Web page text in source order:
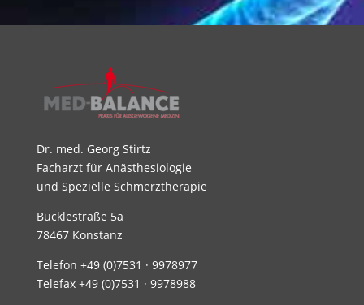
Dr. med. Georg Stirtz
Facharzt für Anästhesiologie
und Spezielle Schmerztherapie
Bücklestraße 5a
78467 Konstanz
Telefon +49 (0)7531 · 9978977
Telefax +49 (0)7531 · 9978988